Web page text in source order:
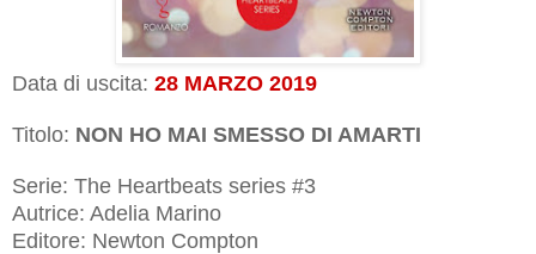
Data di uscita: 28 MARZO 2019
Titolo: NON HO MAI SMESSO DI AMARTI
Serie: The Heartbeats series #3
Autrice: Adelia Marino
Editore: Newton Compton